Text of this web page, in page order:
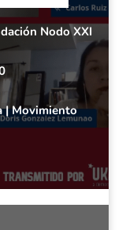
Nodo XXI
|Movimiento